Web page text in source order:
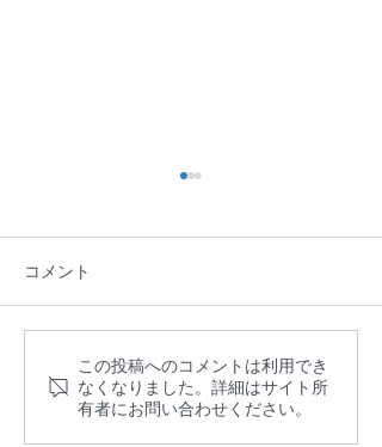
福島県福島市｜カビ問題
のカビ除去とカビ防止策
コメント
この投稿へのコメントは利用でき
なくなりました。詳細はサイト所
有者にお問い合わせください。